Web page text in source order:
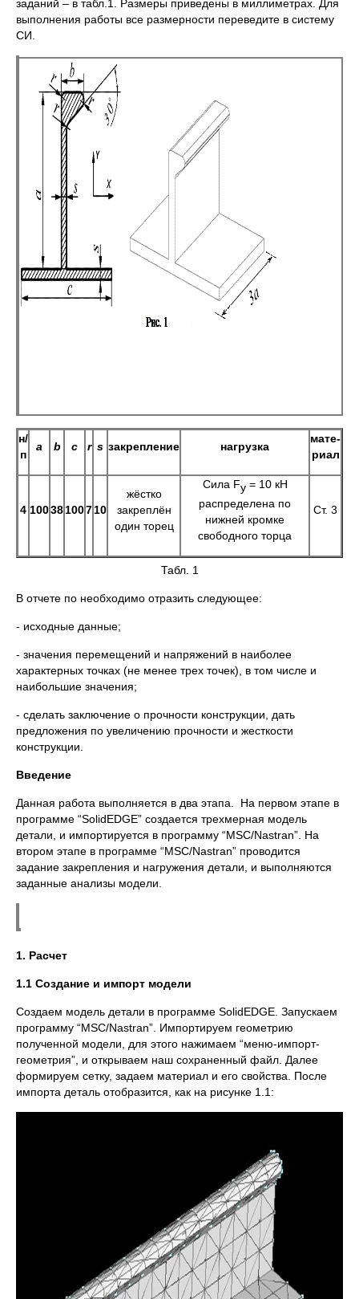
заданий – в табл.1. Размеры приведены в миллиметрах. Для
выполнения работы все размерности переведите в систему
СИ.
н/
п
a b c r s закрепление нагрузка
мате-
риал
4 10038100710
жёстко
закреплён
один торец
Сила Fy= 10 кН
распределена по
нижней кромке
свободного торца
Ст. 3
Табл. 1
В отчете по необходимо отразить следующее:
- исходные данные;
- значения перемещений и напряжений в наиболее
характерных точках (не менее трех точек), в том числе и
наибольшие значения;
- сделать заключение о прочности конструкции, дать
предложения по увеличению прочности и жесткости
конструкции.
Введение
Данная работа выполняется в два этапа. На первом этапе в
программе “SolidEDGE” создается трехмерная модель
детали, и импортируется в программу “MSC/Nastran”. На
втором этапе в программе “MSC/Nastran” проводится
задание закрепления и нагружения детали, и выполняются
заданные анализы модели.
1. Расчет
1.1 Создание и импорт модели
Создаем модель детали в программе SolidEDGE. Запускаем
программу “MSC/Nastran”. Импортируем геометрию
полученной модели, для этого нажимаем “меню-импорт-
геометрия”, и открываем наш сохраненный файл. Далее
формируем сетку, задаем материал и его свойства. После
импорта деталь отобразится, как на рисунке 1.1: